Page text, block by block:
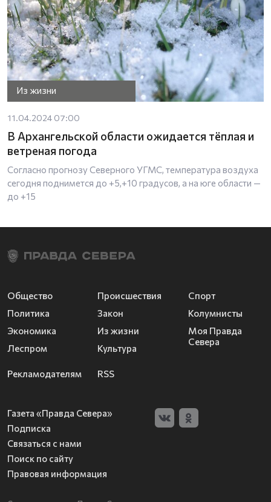
Из жизни
11.04.2024 07:00
В Архангельской области ожидается тёплая и
ветреная погода
Согласно прогнозу Северного УГМС, температура воздуха
сегодня поднимется до +5,+10 градусов, а на юге области —
до +15
Общество
Политика
Экономика
Леспром
Происшествия
Закон
Из жизни
Культура
Спорт
Колумнисты
Моя Правда
Севера
Рекламодателям RSS
Газета «Правда Севера»
Подписка
Связаться с нами
Поиск по сайту
Правовая информация